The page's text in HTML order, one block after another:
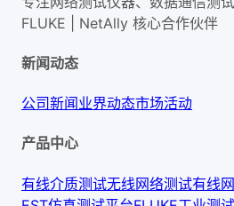
FLUKE | NetAlly 核心合作伙伴
新闻动态
公司新闻业界动态市场活动
产品中心
有线介质测试无线网络测试有线